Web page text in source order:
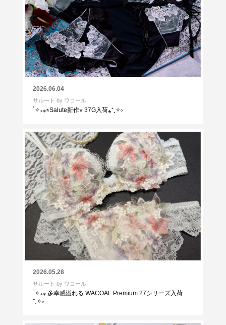
2026.06.04
サルート by ワコール
˚✧₊⁎⭐︎Salute新作⭐︎ 37G入荷⁎⁺˳✧༚
2026.05.28
サルート by ワコール
˚✧₊⁎ 多幸感溢れる WACOAL Premium 27シリーズ入荷
⁺˳✧༚